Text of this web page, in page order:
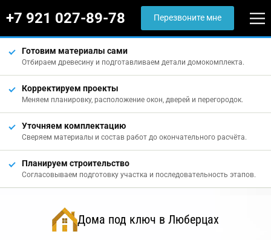
+7 921 027-89-78 Перезвоните мне
Готовим материалы сами
Отбираем древесину и подготавливаем детали домокомплекта.
Корректируем проекты
Меняем планировку, расположение окон, дверей и перегородок.
Уточняем комплектацию
Сверяем материалы и состав работ до окончательного расчёта.
Планируем строительство
Согласовываем подготовку участка и последовательность этапов.
Дома под ключ в Люберцах